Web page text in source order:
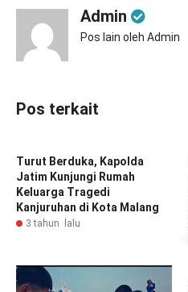
Admin
Pos lain oleh Admin
Pos terkait
Turut Berduka, Kapolda
Jatim Kunjungi Rumah
Keluarga Tragedi
Kanjuruhan di Kota Malang
3 tahun lalu